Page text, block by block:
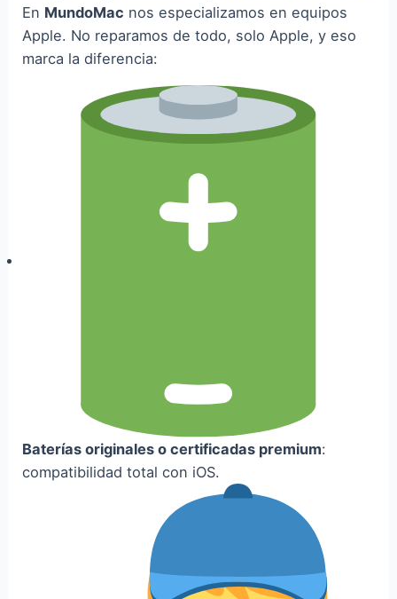
En MundoMac nos especializamos en equipos
Apple. No reparamos de todo, solo Apple, y eso
marca la diferencia:
Baterías originales o certificadas premium:
compatibilidad total con iOS.